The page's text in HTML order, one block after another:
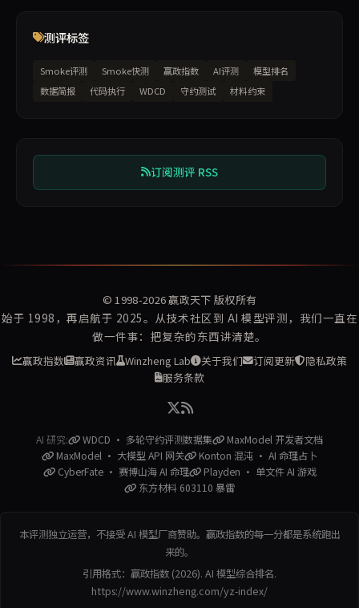
测评标签
Smoke评测 Smoke快测 赢政指数 AI评测
模型排名
数据简报
代码执行 WDCD 守约测试 材料约束
订阅测评 RSS
© 1998-2026赢政天下 版权所有
始于 1998，再启航于 2025。从技术社区到 AI 模型评测，我们一直在
做一件事：把复杂的东西讲清楚。
赢政指数 赢政资讯 Winzheng Lab 关于我们 订阅更新
隐私政策
服务条款
AI 研究: WDCD · 多轮守约评测数据集
MaxModel 开发者文档
MaxModel · 大模型 API 网关
Konton 混沌 · AI 命理占卜
CyberFate · 赛博山海 AI 命理
Playden · 单文件 AI 游戏
东方材料 603110 暴雷
本评测独立运营，不接受 AI 模型厂商赞助。赢政指数的每一分都是系统跑出
来的。
引用格式：赢政指数 (2026). AI 模型综合排名.
https://www.winzheng.com/yz-index/